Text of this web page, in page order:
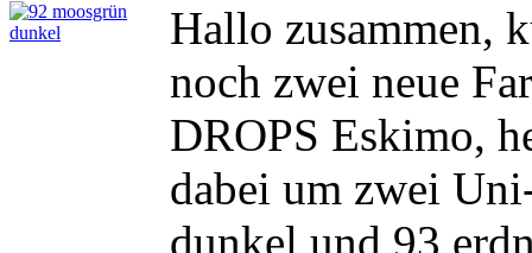
Hallo zusammen,
noch zwei neue
DROPS Eskimo,
dabei um zwei
dunkel und 93